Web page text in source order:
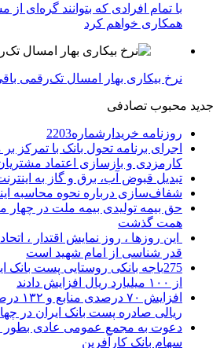
با تمام افرادی که بتوانند گره‌ای
همکاری خواهم کرد
نرخ بیکاری بهار امسال تک‌رقمی
جدید محبوب تصادفی
روزنامه خریدارشماره2203
اجرای برنامه تحول بانک با تمرکز بر
کارمزدی و بازسازی اعتماد
تبدیل قبوض آب، برق و گاز به
شفاف‌سازی درباره نحوه محاسبه
همت گذشت
این روزها ، روز نمایش اقتدار ،
قدر شناسی از امام شهید است
275باجه بانکی روستایی پست بانک
از ۱۰۰ میلیارد ریال افزایش دادند
ریالی صادره پست بانک ایران در
دعوت به مجمع عمومی عادی بطور
سهام بانک کارآفرین